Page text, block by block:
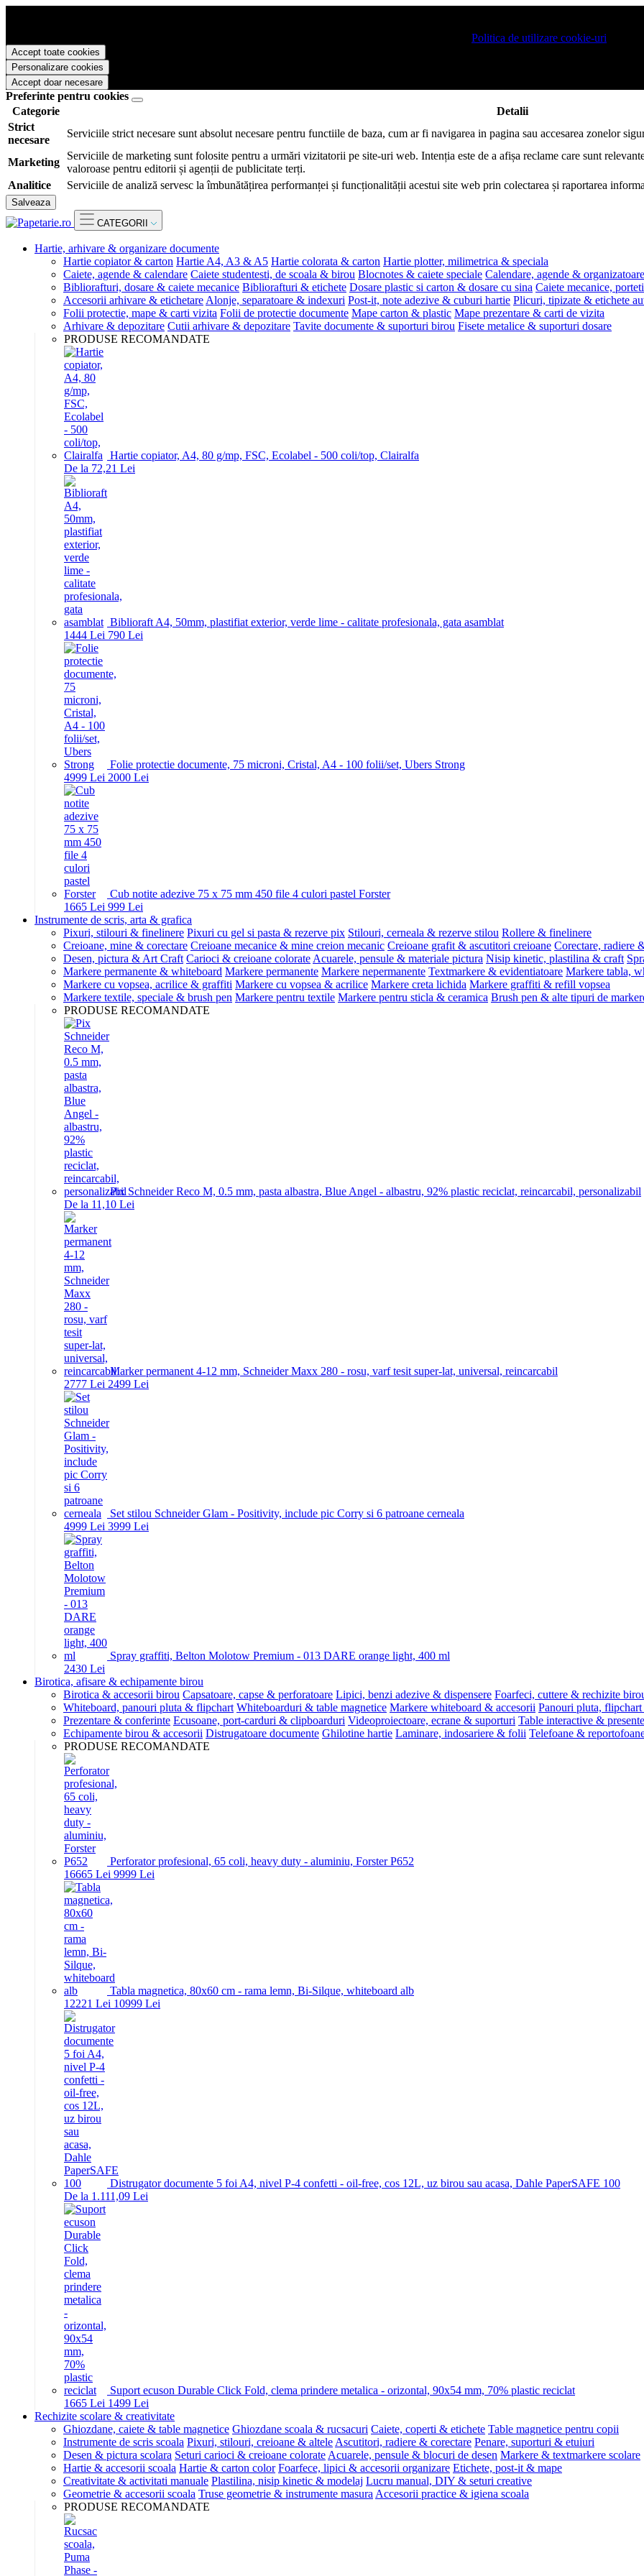
Politica de utilizare cookie-uri
Accept toate cookies
Personalizare cookies
Accept doar necesare
Preferinte pentru cookies
Categorie
Detalii
Strict
necesare
Serviciile strict necesare sunt absolut necesare pentru functiile de baza, cum ar fi navigarea in pagina sau accesarea zonelor
Marketing
Serviciile de marketing sunt folosite pentru a urmări vizitatorii pe site-uri web. Intenția este de a afișa reclame care sunt
valoroase pentru editorii și agenții de publicitate terți.
Analitice
Serviciile de analiză servesc la îmbunătățirea performanței și funcționalității acestui site web prin colectarea și raportarea
Salveaza
CATEGORII
Hartie, arhivare & organizare documente
Hartie copiator & carton Hartie A4, A3 & A5 Hartie colorata & carton Hartie plotter, milimetrica & speciala
Caiete, agende & calendare Caiete studentesti, de scoala & birou Blocnotes & caiete speciale Calendare, agende & organizatoare
Bibliorafturi, dosare & caiete mecanice Bibliorafturi & etichete Dosare plastic si carton & dosare cu sina Caiete mecanice,
Accesorii arhivare & etichetare Alonje, separatoare & indexuri Post-it, note adezive & cuburi hartie Plicuri, tipizate & etichete
Folii protectie, mape & carti vizita Folii de protectie documente Mape carton & plastic Mape prezentare & carti de vizita
Arhivare & depozitare Cutii arhivare & depozitare Tavite documente & suporturi birou Fisete metalice & suporturi dosare
PRODUSE RECOMANDATE
Hartie copiator, A4, 80 g/mp, FSC, Ecolabel - 500 coli/top, Clairalfa
De la 72,21 Lei
Biblioraft A4, 50mm, plastifiat exterior, verde lime - calitate profesionala, gata asamblat
1444 Lei 790 Lei
Folie protectie documente, 75 microni, Cristal, A4 - 100 folii/set, Ubers Strong
4999 Lei 2000 Lei
Cub notite adezive 75 x 75 mm 450 file 4 culori pastel Forster
1665 Lei 999 Lei
Instrumente de scris, arta & grafica
Pixuri, stilouri & finelinere Pixuri cu gel si pasta & rezerve pix Stilouri, cerneala & rezerve stilou Rollere & finelinere
Creioane, mine & corectare Creioane mecanice & mine creion mecanic Creioane grafit & ascutitori creioane Corectare, radiere
Desen, pictura & Art Craft Carioci & creioane colorate Acuarele, pensule & materiale pictura Nisip kinetic, plastilina & craft
Markere permanente & whiteboard Markere permanente Markere nepermanente Textmarkere & evidentiatoare Markere tabla,
Markere cu vopsea, acrilice & graffiti Markere cu vopsea & acrilice Markere creta lichida Markere graffiti & refill vopsea
Markere textile, speciale & brush pen Markere pentru textile Markere pentru sticla & ceramica Brush pen & alte tipuri de
PRODUSE RECOMANDATE
Pix Schneider Reco M, 0.5 mm, pasta albastra, Blue Angel - albastru, 92% plastic reciclat, reincarcabil, personalizabil
De la 11,10 Lei
Marker permanent 4-12 mm, Schneider Maxx 280 - rosu, varf tesit super-lat, universal, reincarcabil
2777 Lei 2499 Lei
Set stilou Schneider Glam - Positivity, include pic Corry si 6 patroane cerneala
4999 Lei 3999 Lei
Spray graffiti, Belton Molotow Premium - 013 DARE orange light, 400 ml
2430 Lei
Birotica, afisare & echipamente birou
Birotica & accesorii birou Capsatoare, capse & perforatoare Lipici, benzi adezive & dispensere Foarfeci, cuttere & rechizite
Whiteboard, panouri pluta & flipchart Whiteboarduri & table magnetice Markere whiteboard & accesorii Panouri pluta,
Prezentare & conferinte Ecusoane, port-carduri & clipboarduri Videoproiectoare, ecrane & suporturi Table interactive &
Echipamente birou & accesorii Distrugatoare documente Ghilotine hartie Laminare, indosariere & folii Telefoane &
PRODUSE RECOMANDATE
Perforator profesional, 65 coli, heavy duty - aluminiu, Forster P652
16665 Lei 9999 Lei
Tabla magnetica, 80x60 cm - rama lemn, Bi-Silque, whiteboard alb
12221 Lei 10999 Lei
Distrugator documente 5 foi A4, nivel P-4 confetti - oil-free, cos 12L, uz birou sau acasa, Dahle PaperSAFE 100
De la 1.111,09 Lei
Suport ecuson Durable Click Fold, clema prindere metalica - orizontal, 90x54 mm, 70% plastic reciclat
1665 Lei 1499 Lei
Rechizite scolare & creativitate
Ghiozdane, caiete & table magnetice Ghiozdane scoala & rucsacuri Caiete, coperti & etichete Table magnetice pentru copii
Instrumente de scris scoala Pixuri, stilouri, creioane & altele Ascutitori, radiere & corectare Penare, suporturi & etuiuri
Desen & pictura scolara Seturi carioci & creioane colorate Acuarele, pensule & blocuri de desen Markere & textmarkere scolare
Hartie & accesorii scoala Hartie & carton color Foarfece, lipici & accesorii organizare Etichete, post-it & mape
Creativitate & activitati manuale Plastilina, nisip kinetic & modelaj Lucru manual, DIY & seturi creative
Geometrie & accesorii scoala Truse geometrie & instrumente masura Accesorii practice & igiena scoala
PRODUSE RECOMANDATE